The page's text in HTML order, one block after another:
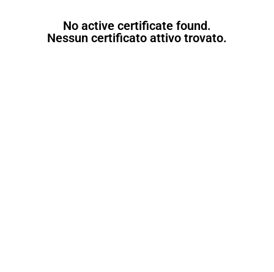
No active certificate found.
Nessun certificato attivo trovato.